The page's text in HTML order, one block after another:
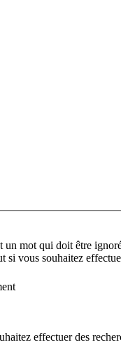
mot qui doit être
vous souhaitez
effectuer des